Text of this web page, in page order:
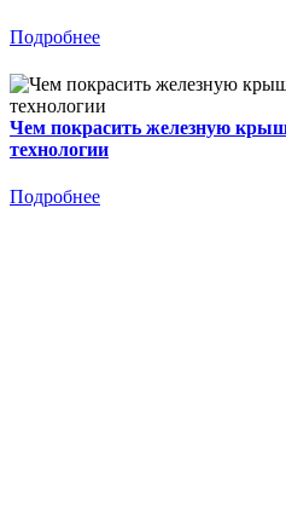
Подробнее
Чем покрасить железную
технологии
Подробнее